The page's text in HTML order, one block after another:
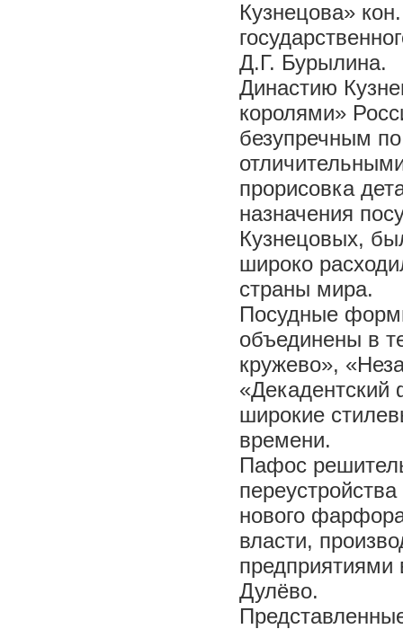
Кузнецова»
Д.Г. Бурылина.
Династию
королями»
безупречным
прорисовка
назначения
Кузнецовых,
широко
страны мира.
Посудные
объединены в
кружево»,
«Декадентский
широкие
времени.
Пафос
нового
власти,
Дулёво.